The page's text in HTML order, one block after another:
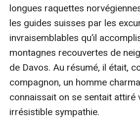
longues raquettes
les guides suisses par les
invraisemblables qu’il
montagnes recouvertes de
de Davos. Au résumé, il était,
compagnon, un homme
connaissait on se sentait attiré
irrésistible sympathie.